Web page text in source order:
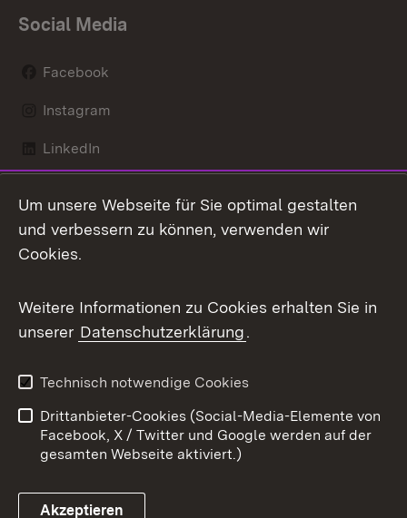
Social Media
Facebook
Instagram
LinkedIn
X / Twitter
Youtube
Kontakt
Datenschutz
Barrierefreiheit
Impressum
Cookies
Um unsere Webseite für Sie optimal gestalten
und verbessern zu können, verwenden wir
Cookies.
Weitere Informationen zu Cookies erhalten Sie in
unserer Datenschutzerklärung.
Technisch notwendige Cookies
Drittanbieter-Cookies (Social-Media-Elemente von
Facebook, X / Twitter und Google werden auf der
gesamten Webseite aktiviert.)
Akzeptieren